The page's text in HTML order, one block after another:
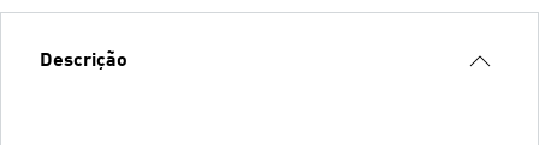
Descrição